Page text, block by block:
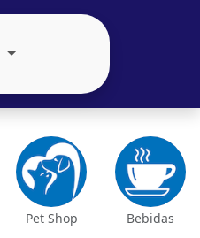
Pet Shop Bebidas